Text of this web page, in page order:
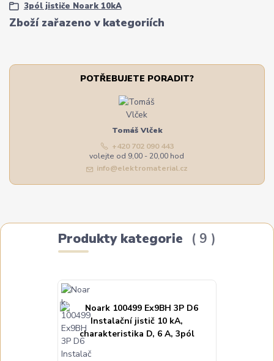
Zboží zařazeno v kategoriích
3pól jističe Noark 10kA
POTŘEBUJETE PORADIT?
Tomáš Vlček
+420 702 090 443
volejte od 9,00 - 20,00 hod
info@elektromaterial.cz
Produkty kategorie 9